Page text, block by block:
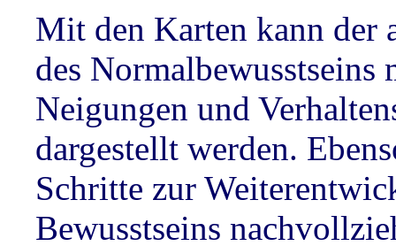
Mit den Karten kann der
des Normalbewusstseins
Neigungen und
dargestellt werden.
Schritte zur
Bewusstseins